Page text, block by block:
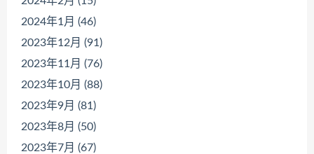
2024年1月 (46)
2023年12月 (91)
2023年11月 (76)
2023年10月 (88)
2023年9月 (81)
2023年8月 (50)
2023年7月 (67)